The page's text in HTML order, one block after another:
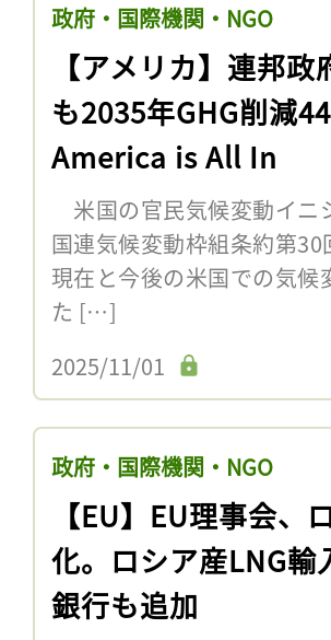
政府・国際機関・NGO
【アメリカ】連邦
も2035年GHG削減
America is All In
米国の官民気候変動イニ
国連気候変動枠組条約第
現在と今後の米国での気
た […]
2025/11/01
政府・国際機関・NGO
【EU】EU理事会、
化。ロシア産LNG輸
銀行も追加